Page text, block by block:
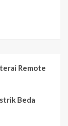
Remote
Beda